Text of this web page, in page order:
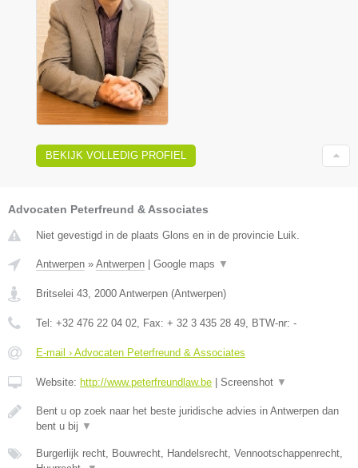
BEKIJK VOLLEDIG PROFIEL
Advocaten Peterfreund & Associates
Niet gevestigd in de plaats Glons en in de provincie Luik.
Antwerpen » Antwerpen Google maps ▼
Britselei 43 2000 Antwerpen (Antwerpen)
Tel: +32 476 22 04 02 , Fax: + 32 3 435 28 49 , BTW-nr: -
E-mail › Advocaten Peterfreund & Associates
Website: http://www.peterfreundlaw.be Screenshot ▼
Bent u op zoek naar het beste juridische advies in Antwerpen dan
bent u bij ▼
Burgerlijk recht, Bouwrecht, Handelsrecht, Vennootschappenrecht,